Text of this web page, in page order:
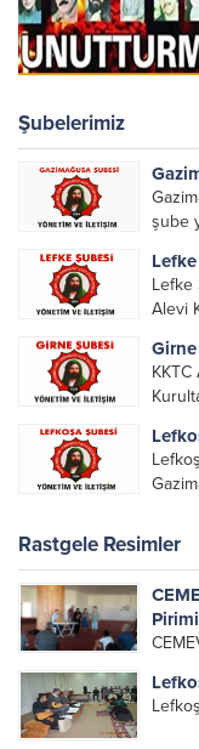
Şubelerimiz
şube
Lefke
Alevi
Rastgele Resimler